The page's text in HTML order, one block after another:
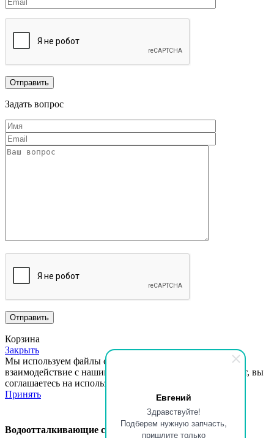
Евгений
Здравствуйте!
Подберем нужную запчасть,
пришлите только
Задать вопрос
Корзина
Закрыть
Мы используем файлы cookie, чтобы улучшить ваше
взаимодействие с нашим сайтом.
Просматривая этот сайт, вы
соглашаетесь на использование нами файлов cookie.
Принять
Водоотталкивающие салфетки, тубус, 30шт TIKSEE